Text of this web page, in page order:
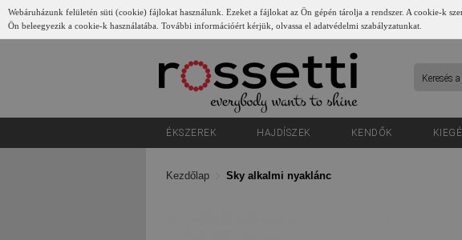
Webáruházunk felületén süti (cookie) fájlokat használunk. Ezeket a fájlokat az Ön gépén tárolja a rendszer. A cookie-k
Ön beleegyezik a cookie-k használatába. További információért kérjük, olvassa el adatvédelmi szabályzatunkat.
Gyerünk
ÉKSZEREK HAJDÍSZEK KENDŐK
Kezdőlap Sky alkalmi nyaklánc